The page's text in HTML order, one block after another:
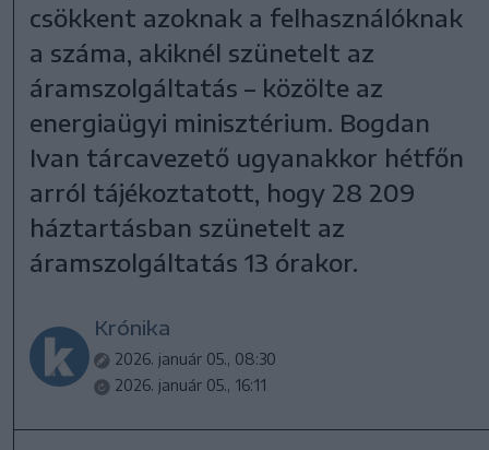
csökkent azoknak a felhasználóknak
a száma, akiknél szünetelt az
áramszolgáltatás – közölte az
energiaügyi minisztérium. Bogdan
Ivan tárcavezető ugyanakkor hétfőn
arról tájékoztatott, hogy 28 209
háztartásban szünetelt az
áramszolgáltatás 13 órakor.
Krónika
2026. január 05., 08:30
2026. január 05., 16:11